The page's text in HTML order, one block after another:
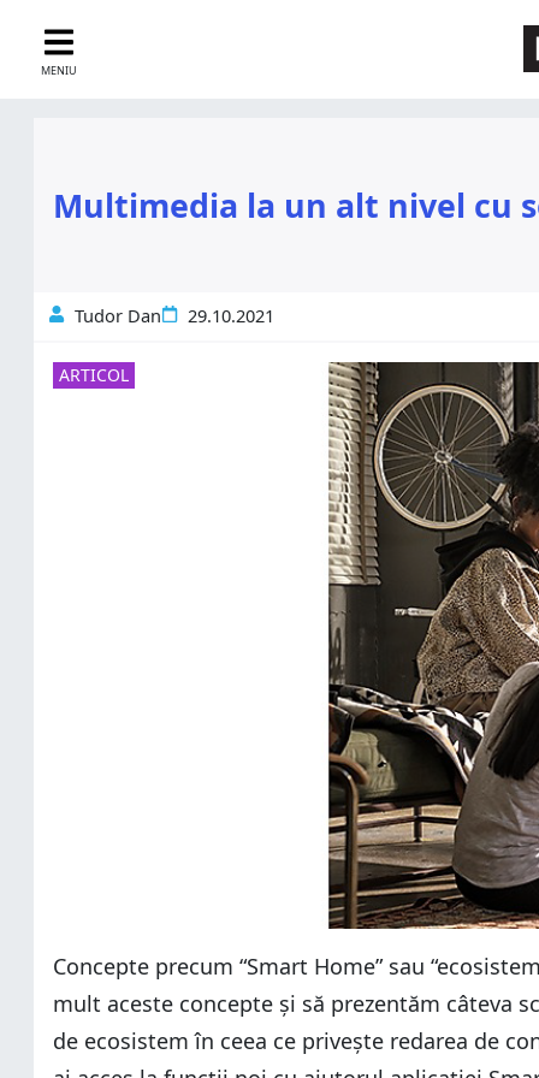
MENIU
Multimedia la un alt nivel cu
Tudor Dan 29.10.2021
ARTICOL
Concepte precum “Smart Home” sau
mult aceste concepte și să prezentăm câteva
de ecosistem în ceea ce privește redarea de